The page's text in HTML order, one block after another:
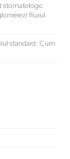
stomatologic
fluxul
standard: Cum